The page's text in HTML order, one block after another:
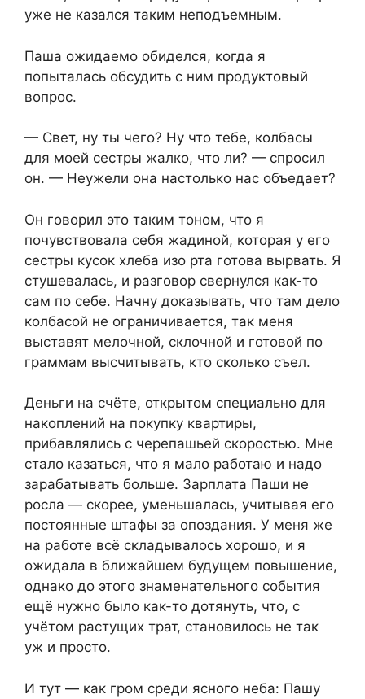
уже не казался таким неподъемным.
Паша ожидаемо обиделся, когда я
попыталась обсудить с ним продуктовый
вопрос.
— Свет, ну ты чего? Ну что тебе, колбасы
для моей сестры жалко, что ли? — спросил
он. — Неужели она настолько нас объедает?
Он говорил это таким тоном, что я
почувствовала себя жадиной, которая у его
сестры кусок хлеба изо рта готова вырвать. Я
стушевалась, и разговор свернулся как-то
сам по себе. Начну доказывать, что там дело
колбасой не ограничивается, так меня
выставят мелочной, склочной и готовой по
граммам высчитывать, кто сколько съел.
Деньги на счёте, открытом специально для
накоплений на покупку квартиры,
прибавлялись с черепашьей скоростью. Мне
стало казаться, что я мало работаю и надо
зарабатывать больше. Зарплата Паши не
росла — скорее, уменьшалась, учитывая его
постоянные штафы за опоздания. У меня же
на работе всё складывалось хорошо, и я
ожидала в ближайшем будущем повышение,
однако до этого знаменательного события
ещё нужно было как-то дотянуть, что, с
учётом растущих трат, становилось не так
уж и просто.
И тут — как гром среди ясного неба: Пашу